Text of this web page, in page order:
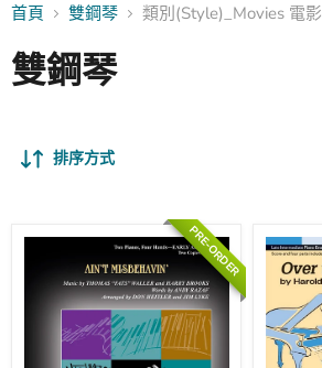
首頁 雙鋼琴 類別(Style)_Movies 電影
雙鋼琴
排序方式
PRE-ORDER